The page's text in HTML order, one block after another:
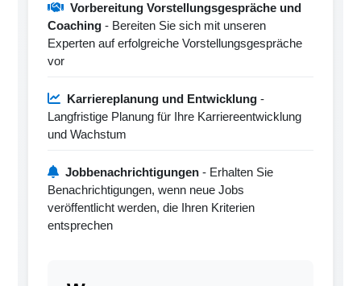
Vorbereitung Vorstellungsgespräche und
Coaching - Bereiten Sie sich mit unseren
Experten auf erfolgreiche Vorstellungsgespräche
vor
Karriereplanung und Entwicklung -
Langfristige Planung für Ihre Karriereentwicklung
und Wachstum
Jobbenachrichtigungen - Erhalten Sie
Benachrichtigungen, wenn neue Jobs
veröffentlicht werden, die Ihren Kriterien
entsprechen